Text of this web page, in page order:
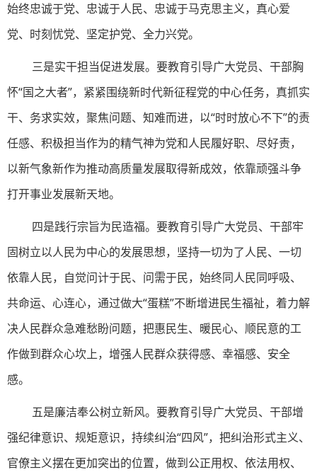
始终忠诚于党、忠诚于人民、忠诚于马克思主义，真心爱
党、时刻忧党、坚定护党、全力兴党。
三是实干担当促进发展。要教育引导广大党员、干部胸
怀“国之大者”，紧紧围绕新时代新征程党的中心任务，真抓实
干、务求实效，聚焦问题、知难而进，以“时时放心不下”的责
任感、积极担当作为的精气神为党和人民履好职、尽好责，
以新气象新作为推动高质量发展取得新成效，依靠顽强斗争
打开事业发展新天地。
四是践行宗旨为民造福。要教育引导广大党员、干部牢
固树立以人民为中心的发展思想，坚持一切为了人民、一切
依靠人民，自觉问计于民、问需于民，始终同人民同呼吸、
共命运、心连心，通过做大“蛋糕”不断增进民生福祉，着力解
决人民群众急难愁盼问题，把惠民生、暖民心、顺民意的工
作做到群众心坎上，增强人民群众获得感、幸福感、安全
感。
五是廉洁奉公树立新风。要教育引导广大党员、干部增
强纪律意识、规矩意识，持续纠治“四风”，把纠治形式主义、
官僚主义摆在更加突出的位置，做到公正用权、依法用权、